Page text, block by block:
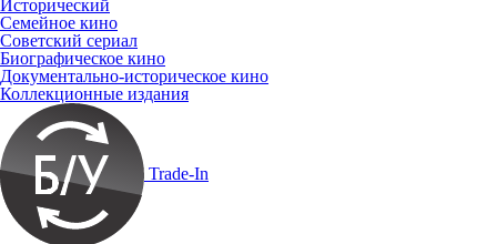
Исторический
Семейное кино
Советский сериал
Биографическое кино
Документально-историческое кино
Коллекционные издания
Trade-In